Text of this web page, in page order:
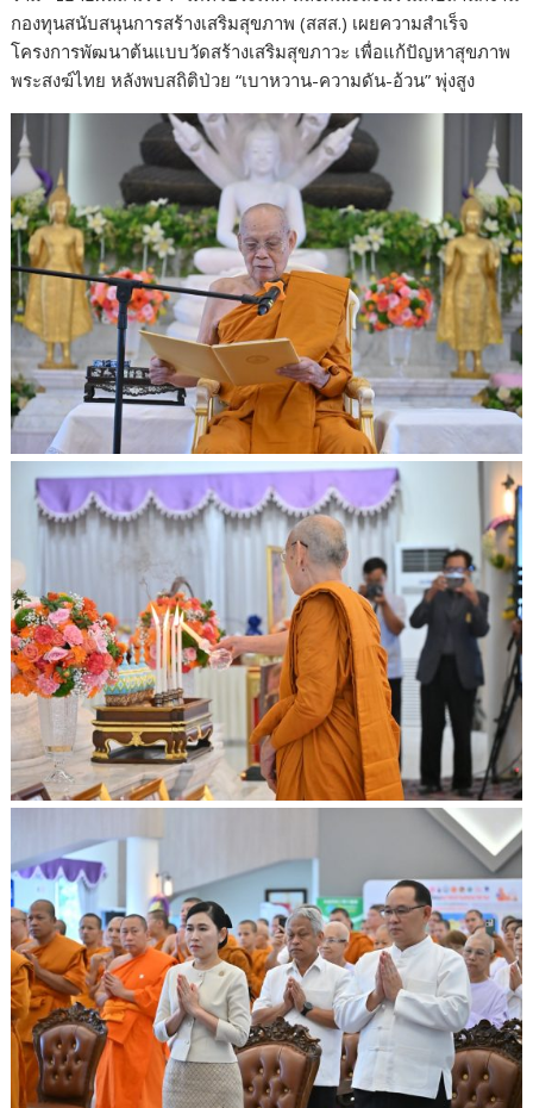
กองทุนสนับสนุนการสร้างเสริมสุขภาพ (สสส.) เผยความสำเร็จ
โครงการพัฒนาต้นแบบวัดสร้างเสริมสุขภาวะ เพื่อแก้ปัญหาสุขภาพ
พระสงฆ์ไทย หลังพบสถิติป่วย “เบาหวาน-ความดัน-อ้วน” พุ่งสูง